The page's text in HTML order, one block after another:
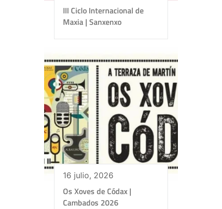
III Ciclo Internacional de
Maxia | Sanxenxo
16 julio, 2026
Os Xoves de Códax |
Cambados 2026